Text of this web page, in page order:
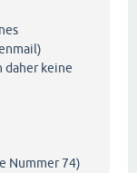
daher keine
Nummer 74)